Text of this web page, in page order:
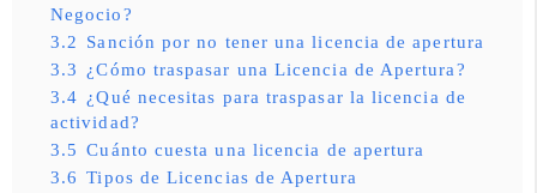
Negocio?
3.2 Sanción por no tener una licencia de apertura
3.3 ¿Cómo traspasar una Licencia de Apertura?
3.4 ¿Qué necesitas para traspasar la licencia de
actividad?
3.5 Cuánto cuesta una licencia de apertura
3.6 Tipos de Licencias de Apertura